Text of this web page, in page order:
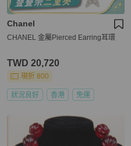
Chanel
CHANEL 金屬Pierced Earring耳環
TWD 20,720
現折 800
狀況良好 香港 免運